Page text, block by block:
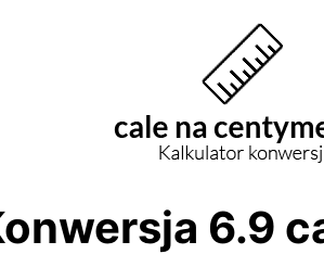
6.9